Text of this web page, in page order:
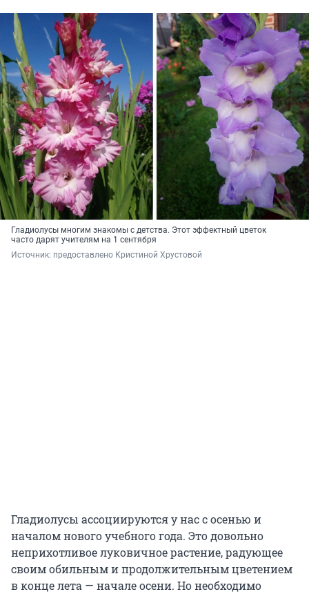
Гладиолусы многим знакомы с детства. Этот эффектный цветок
часто дарят учителям на 1 сентября
Источник: предоставлено Кристиной Хрустовой
Гладиолусы ассоциируются у нас с осенью и
началом нового учебного года. Это довольно
неприхотливое луковичное растение, радующее
своим обильным и продолжительным цветением
в конце лета — начале осени. Но необходимо